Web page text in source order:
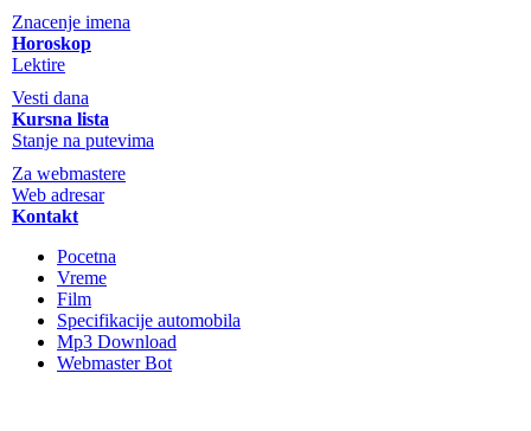
Znacenje imena
Horoskop
Lektire
Vesti dana
Kursna lista
Stanje na putevima
Za webmastere
Web adresar
Kontakt
Pocetna
Vreme
Film
Specifikacije automobila
Mp3 Download
Webmaster Bot